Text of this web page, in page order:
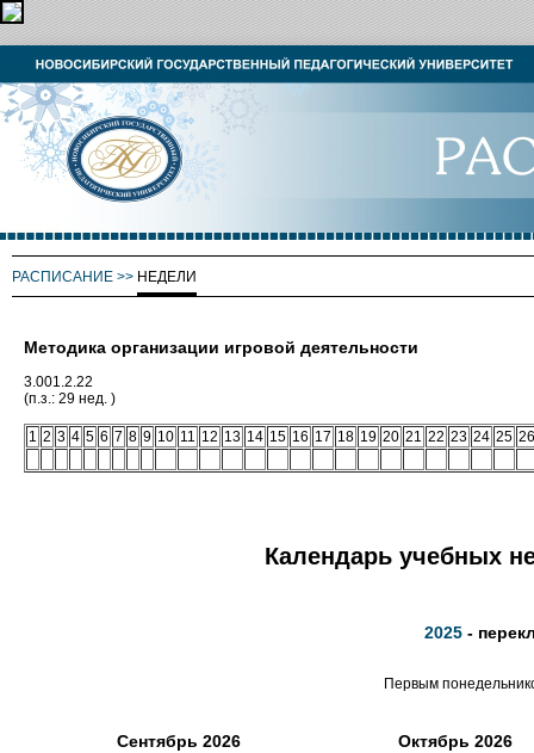
РАСПИСАНИЕ >> НЕДЕЛИ
Методика организации игровой деятельности
3.001.2.22
(п.з.: 29 нед. )
1 2 3 4 5 6 7 8 9 10 11 12 13 14 15 16 17 18 19 20 21 22 23 24 25 26
Календарь учебных
2025 -
Первым
Сентябрь 2026 Октябрь 2026